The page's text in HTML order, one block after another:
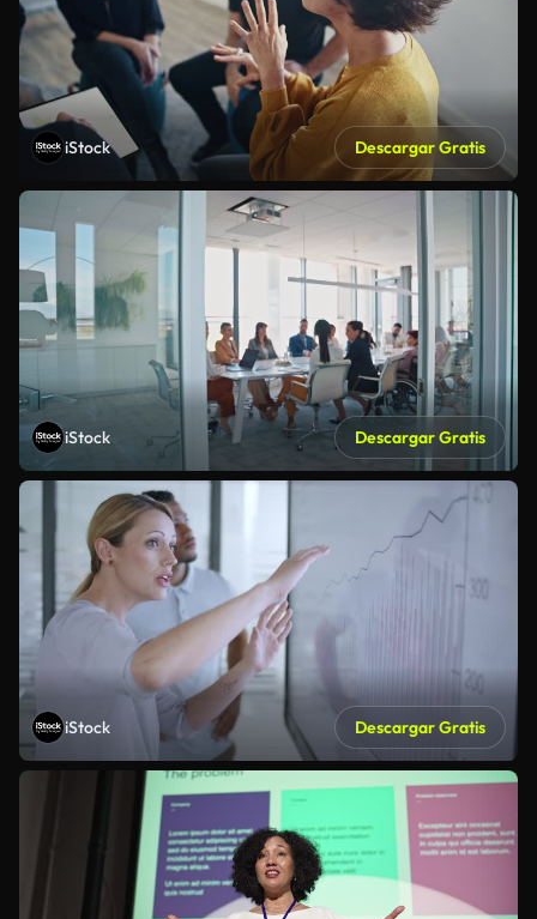
iStock Descargar Gratis
iStock Descargar Gratis
iStock Descargar Gratis